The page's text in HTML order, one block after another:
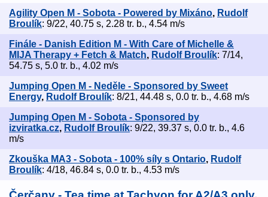
Agility Open M - Sobota - Powered by Mixáno, Rudolf
Broulík: 9/22, 40.75 s, 2.28 tr. b., 4.54 m/s
Finále - Danish Edition M - With Care of Michelle &
MIJA Therapy + Fetch & Match, Rudolf Broulík: 7/14,
54.75 s, 5.0 tr. b., 4.02 m/s
Jumping Open M - Neděle - Sponsored by Sweet
Energy, Rudolf Broulík: 8/21, 44.48 s, 0.0 tr. b., 4.68 m/s
Jumping Open M - Sobota - Sponsored by
izviratka.cz, Rudolf Broulík: 9/22, 39.37 s, 0.0 tr. b., 4.6
m/s
Zkouška MA3 - Sobota - 100% síly s Ontario, Rudolf
Broulík: 4/18, 46.84 s, 0.0 tr. b., 4.53 m/s